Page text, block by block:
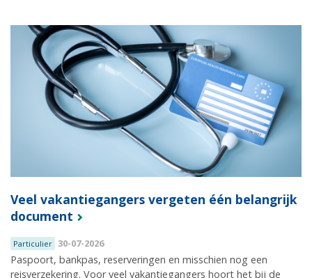
Veel vakantiegangers vergeten één belangrijk
document
Particulier 30-07-2026
Paspoort, bankpas, reserveringen en misschien nog een
reisverzekering. Voor veel vakantiegangers hoort het bij de